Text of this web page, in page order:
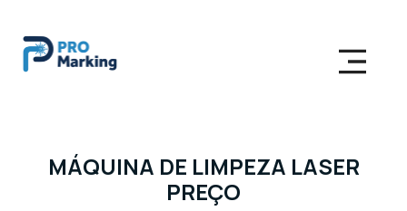
MÁQUINA DE LIMPEZA LASER
PREÇO